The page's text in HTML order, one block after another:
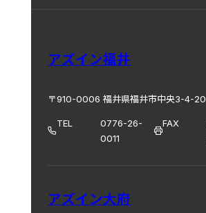
アズイン福井
〒910-0006 福井県福井市中央3-4-20
TEL
0776-26-
0011
FAX
アズイン大府